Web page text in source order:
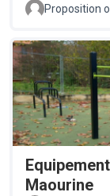
Proposition
Maourine